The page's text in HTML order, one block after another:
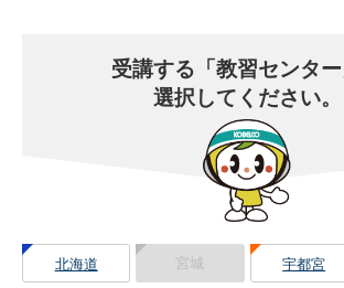
受講する 「教習センタ
選択してください。
北海道 宮城 宇都宮